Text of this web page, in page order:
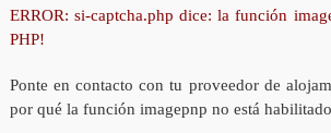
ERROR: si-captcha.php dice: la función
PHP!
Ponte en contacto con tu proveedor de
por qué la función imagepnp no está habilitado